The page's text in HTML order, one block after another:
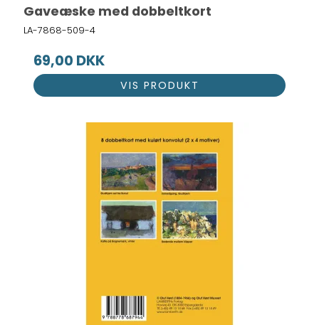
Gaveæske med dobbeltkort
LA-7868-509-4
69,00 DKK
VIS PRODUKT